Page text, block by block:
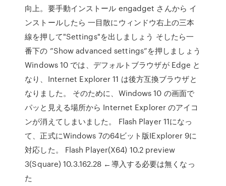
向上。要手動インストール engadget さんから イ
ンストールしたら 一目散にウィンドウ右上の三本
線を押して"Settings"を出しましょう そしたら一
番下の ”Show advanced settings”を押しましょう
Windows 10 では、デフォルトブラウザが Edge と
なり、Internet Explorer 11 は後方互換ブラウザと
なりました。 そのために、Windows 10 の画面で
パッと見える場所から Internet Explorer のアイコ
ンが消えてしまいました。 Flash Player 11になっ
て、正式にWindows 7の64ビット版IExplorer 9に
対応した。 Flash Player(X64) 10.2 preview
3(Square) 10.3.162.28 ←導入する必要は無くなっ
た